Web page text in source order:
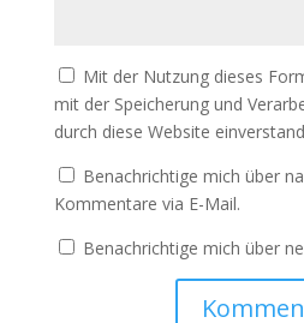
Mit der Nutzung dieses
mit der Speicherung und
durch diese Website
Benachrichtige mich über
Kommentare via E-Mail.
Benachrichtige mich über